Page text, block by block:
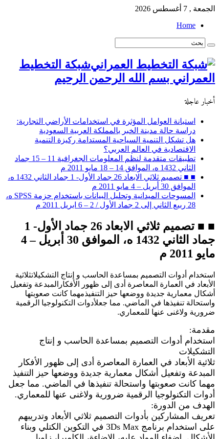
الجمعة , 7 أغسطس 2026
Home
شبكة التخطيط
العمراني بسم الله الرحمن الرحيم
أخبار عاجلة
استبانة العوامل المؤثرة في استخدامات الأراضي التجارية:
دراسة حالة مدينة الخبر بالمملكة العربية السعودية
هل تشكل التنمية السياحية المستدامة ركيزة التنمية
الاقتصادية في العالم العربي؟
تطبيقات متقدمة لنظم المعلومات الجغرافية 11 – 15 جماد
الثاني 1432 ه، الموافق 14 – 18 مايو 2011 م
■ ■ تصميم ثلاثي الابعاد 26 جماد الأول- 1 جماد الثاني 1432 ه،
الموافق 30 أبريل – 4 مايو 2011 م
المسوحات الميدانية وتحليل البيانات باستخدام حزمة SPSS ه،
28 ربيع الثاني إلى 2 جماد الأول / 2 – 6 ابريل 2011 م
■ ■ تصميم ثلاثي الابعاد 26 جماد الأول- 1
جماد الثاني 1432 ه، الموافق 30 أبريل – 4
مايو 2011 م
استخدام أدوات التصميم بمساعدة الحاسب و إنتاج التشكيلاتثلاثية
الأبعاد في العمارة المعاصرة أدى إلى ظهور الأفكارالمبدعة وتفعيل
أشكال معمارية جديدة ووضعها حيز التنفيذمهما كانت صعوبتها
واستحالة تنفيذها في الماضي. مما جعلأدوات التكنولوجيا الرقمية
ضرورية ولاغنى عنها للمعماري.
مقدمة:
استخدام أدوات التصميم بمساعدة الحاسب و إنتاج
التشكيلات
ثلاثية الأبعاد في العمارة المعاصرة أدى إلى ظهور الأفكار
المبدعة وتفعيل أشكال معمارية جديدة ووضعها حيز التنفيذ
مهما كانت صعوبتها واستحالة تنفيذها في الماضي. مما جعل
أدوات التكنولوجيا الرقمية ضرورية ولاغنى عنها للمعماري.
الهدف من الدورة:
تعريف المشاركين بأدوات التصميم ثلاثي الأبعاد وتدريبهم
على استخدام برنامج 3Ds Max في التكوين الكتلي وبناء